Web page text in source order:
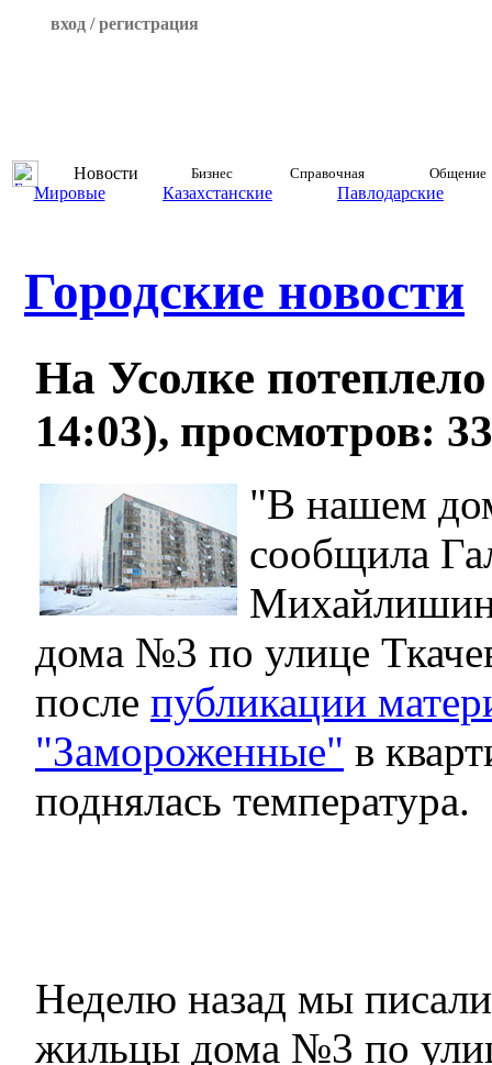
вход / регистрация
Новости Бизнес Справочная Общение
Мировые Казахстанские Павлодарские
Городские новости
На Усолке
14:03), просмотров:
"В нашем
сообщила
дома №3 по улице
после публикации
"Замороженные" в
поднялась температура.
Неделю назад мы
жильцы дома №3 по